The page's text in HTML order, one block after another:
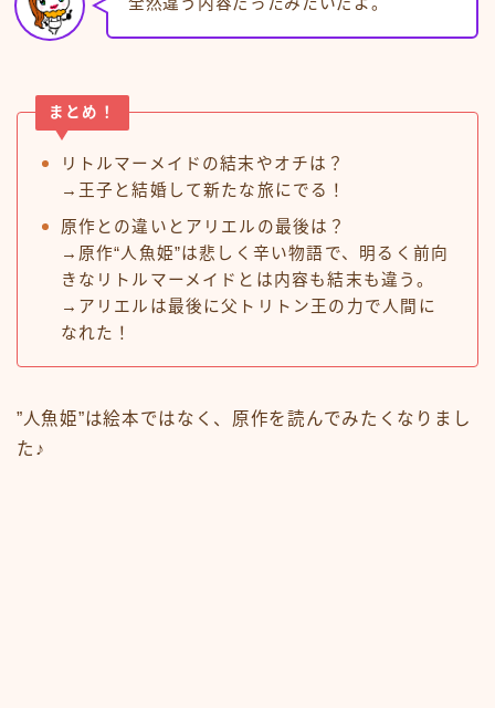
まとめ！
リトルマーメイドの結末やオチは？
→王子と結婚して新たな旅にでる！
原作との違いとアリエルの最後は？
→原作“人魚姫”は悲しく辛い物語で、明るく前向
きなリトルマーメイドとは内容も結末も違う。
→アリエルは最後に父トリトン王の力で人間に
なれた！
”人魚姫”は絵本ではなく、原作を読んでみたくなりまし
た♪